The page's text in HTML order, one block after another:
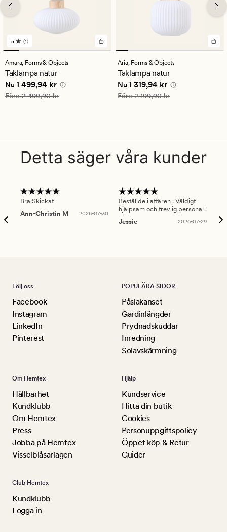
1
omdömen
med
ett
genomsnittligt
betyg
på
5
5 (1)
Amara, Forms & Objects
Taklampa natur
Nuvarande pris 1 499,94 kr
Nu 1 499,94 kr
Ordinarie pris 2 499,90 kr
Före2 499,90 kr
Aria, Forms & Objects
Taklampa natur
Nuvarande pris
Nu 1 319,94 kr
Ordinarie pris 2 199,90 kr
Före2 199,90 kr
Detta säger våra kunder
Bra Skickat
Ann-Christin M
2026-07-30
Beställde i affären . Väldigt
hjälpsam och trevlig personal !
Jessie
2026-07-29
Följ oss
Facebook
Instagram
LinkedIn
Pinterest
POPULÄRA SIDOR
Påslakanset
Gardinlängder
Prydnadskuddar
Inredning
Solavskärmning
Om Hemtex
Hållbarhet
Kundklubb
Om Hemtex
Press
Jobba på Hemtex
Visselblåsarlagen
Hjälp
Kundservice
Hitta din butik
Cookies
Personuppgiftspolicy
Öppet köp & Retur
Guider
Club Hemtex
Kundklubb
Logga in